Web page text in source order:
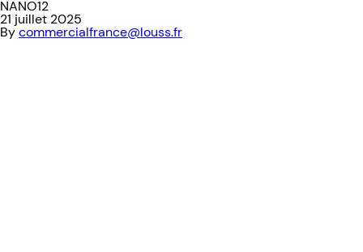
NANO12
21 juillet 2025
Bycommercialfrance@louss.fr